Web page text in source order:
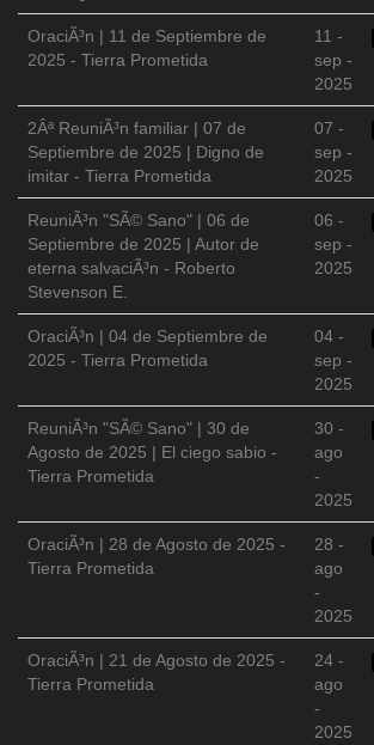
OraciÃ³n | 11 de Septiembre de
2025 - Tierra Prometida
11 -
sep -
2025
2Âª ReuniÃ³n familiar | 07 de
Septiembre de 2025 | Digno de
imitar - Tierra Prometida
07 -
sep -
2025
ReuniÃ³n "SÃ© Sano" | 06 de
Septiembre de 2025 | Autor de
eterna salvaciÃ³n - Roberto
Stevenson E.
06 -
sep -
2025
OraciÃ³n | 04 de Septiembre de
2025 - Tierra Prometida
04 -
sep -
2025
ReuniÃ³n "SÃ© Sano" | 30 de
Agosto de 2025 | El ciego sabio -
Tierra Prometida
30 -
ago
-
2025
OraciÃ³n | 28 de Agosto de 2025 -
Tierra Prometida
28 -
ago
-
2025
OraciÃ³n | 21 de Agosto de 2025 -
Tierra Prometida
24 -
ago
-
2025